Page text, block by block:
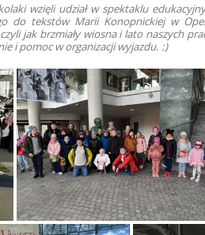
wzięli udział w spektaklu
do tekstów Marii Konopnickiej w
jak brzmiały wiosna i lato naszych
i pomoc w organizacji wyjazdu. :)